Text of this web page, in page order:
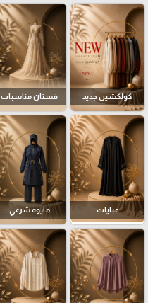
كولكشين جديد فستان مناسبات
عبايات مايوه شرعي